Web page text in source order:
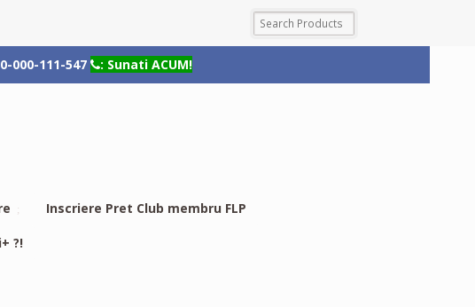
000-111-547 : Sunati ACUM!
Inscriere Pret Club membru FLP
?!